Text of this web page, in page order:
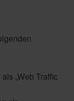
„Web Traffic